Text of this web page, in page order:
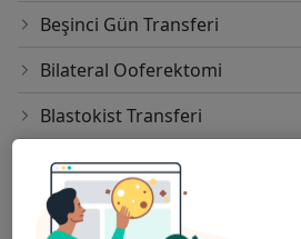
Beşinci Gün Transferi
Bilateral Ooferektomi
Blastokist Transferi
Burch Laparoskopik İdrar
Cea(Karsinoembriyonik Antijen)